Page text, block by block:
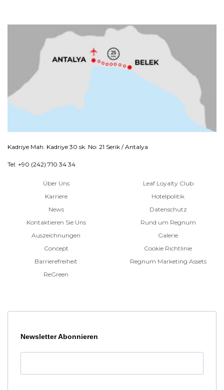
Kadriye Mah. Kadriye 30 sk. No: 21 Serik / Antalya
Tel: +90 (242) 710 34 34
Über Uns
Karriere
News
Kontaktieren Sie Uns
Auszeichnungen
Concept
Barrierefreiheit
ReGreen
Leaf Loyalty Club
Hotelpolitik
Datenschutz
Rund um Regnum
Galerie
Cookie Richtlinie
Regnum Marketing Assets
Newsletter Abonnieren